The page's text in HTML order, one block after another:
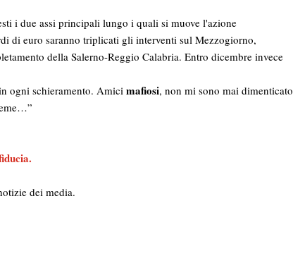
i due assi principali lungo i quali si muove l'azione
di euro saranno triplicati gli interventi sul Mezzogiorno,
della Salerno-Reggio Calabria. Entro dicembre invece
ogni schieramento. Amici mafiosi, non mi sono mai dimenticato
dei media.